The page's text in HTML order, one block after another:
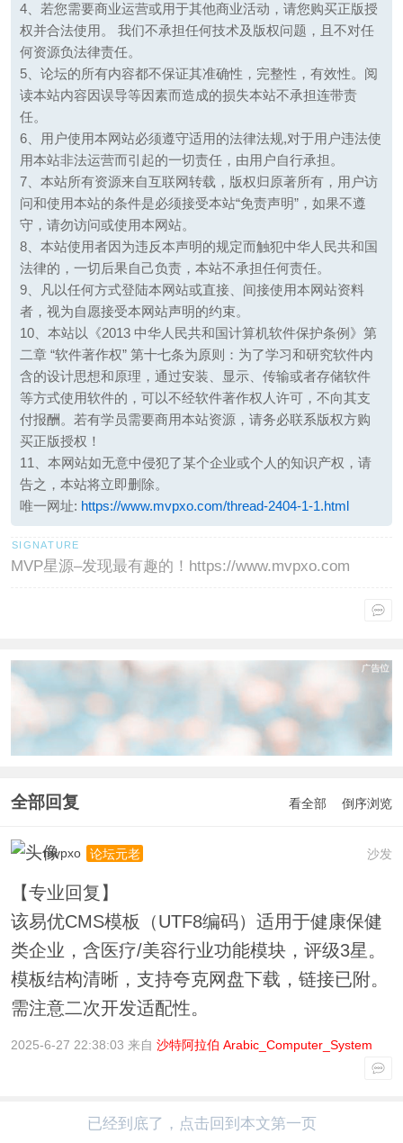
4、若您需要商业运营或用于其他商业活动，请您购买正版授
权并合法使用。 我们不承担任何技术及版权问题，且不对任
何资源负法律责任。
5、论坛的所有内容都不保证其准确性，完整性，有效性。阅
读本站内容因误导等因素而造成的损失本站不承担连带责
任。
6、用户使用本网站必须遵守适用的法律法规,对于用户违法使
用本站非法运营而引起的一切责任，由用户自行承担。
7、本站所有资源来自互联网转载，版权归原著所有，用户访
问和使用本站的条件是必须接受本站“免责声明”，如果不遵
守，请勿访问或使用本网站。
8、本站使用者因为违反本声明的规定而触犯中华人民共和国
法律的，一切后果自己负责，本站不承担任何责任。
9、凡以任何方式登陆本网站或直接、间接使用本网站资料
者，视为自愿接受本网站声明的约束。
10、本站以《2013 中华人民共和国计算机软件保护条例》第
二章 “软件著作权” 第十七条为原则：为了学习和研究软件内
含的设计思想和原理，通过安装、显示、传输或者存储软件
等方式使用软件的，可以不经软件著作权人许可，不向其支
付报酬。若有学员需要商用本站资源，请务必联系版权方购
买正版授权！
11、本网站如无意中侵犯了某个企业或个人的知识产权，请
告之，本站将立即删除。
唯一网址: https://www.mvpxo.com/thread-2404-1-1.html
MVP星源–发现最有趣的！https://www.mvpxo.com
全部回复 看全部 倒序浏览
沙发
mvpxo 论坛元老
【专业回复】
该易优CMS模板（UTF8编码）适用于健康保健
类企业，含医疗/美容行业功能模块，评级3星。
模板结构清晰，支持夸克网盘下载，链接已附。
需注意二次开发适配性。
2025-6-27 22:38:03 来自 沙特阿拉伯 Arabic_Computer_System
已经到底了，点击回到本文第一页